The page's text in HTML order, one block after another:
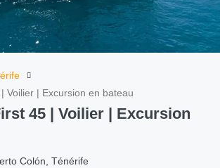
Voilier | Excursion en bateau
45 | Voilier | Excursion
Colón, Ténérife